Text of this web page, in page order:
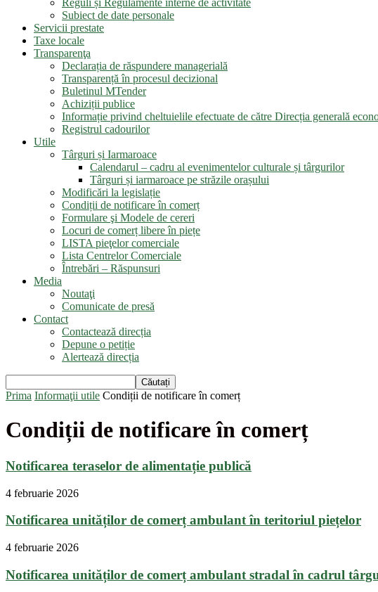
Reguli și Regulamente interne de activitate
Subiect de date personale
Servicii prestate
Taxe locale
Transparenţa
Declarația de răspundere managerială
Transparență în procesul decizional
Buletinul MTender
Achiziții publice
Informație privind cheltuielile efectuate de către Direcția generală
Registrul cadourilor
Utile
Târguri și Iarmaroace
Calendarul – cadru al evenimentelor culturale și târgurilor
Târguri și iarmaroace pe străzile orașului
Modificări la legislație
Condiții de notificare în comerț
Formulare şi Modele de cereri
Locuri de comerț libere în piețe
LISTA pieţelor comerciale
Lista Centrelor Comerciale
Întrebări – Răspunsuri
Media
Noutaţi
Comunicate de presă
Contact
Contactează direcția
Depune o petiție
Alertează direcția
Prima Informaţii utile Condiții de notificare în comerț
Condiții de notificare în comerț
Notificarea teraselor de alimentație publică
4 februarie 2026
Notificarea unităților de comerț ambulant în teritoriul piețelor
4 februarie 2026
Notificarea unităților de comerț ambulant stradal în cadrul